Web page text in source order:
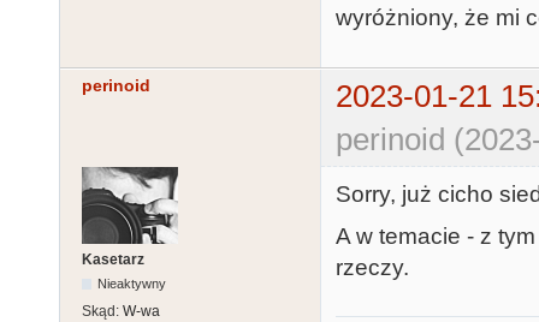
wyróżniony, że mi
perinoid
2023-01-21
perinoid
Kasetarz
Nieaktywny
Skąd: W-wa
Sorry, już cicho
A w temacie - z
rzeczy.